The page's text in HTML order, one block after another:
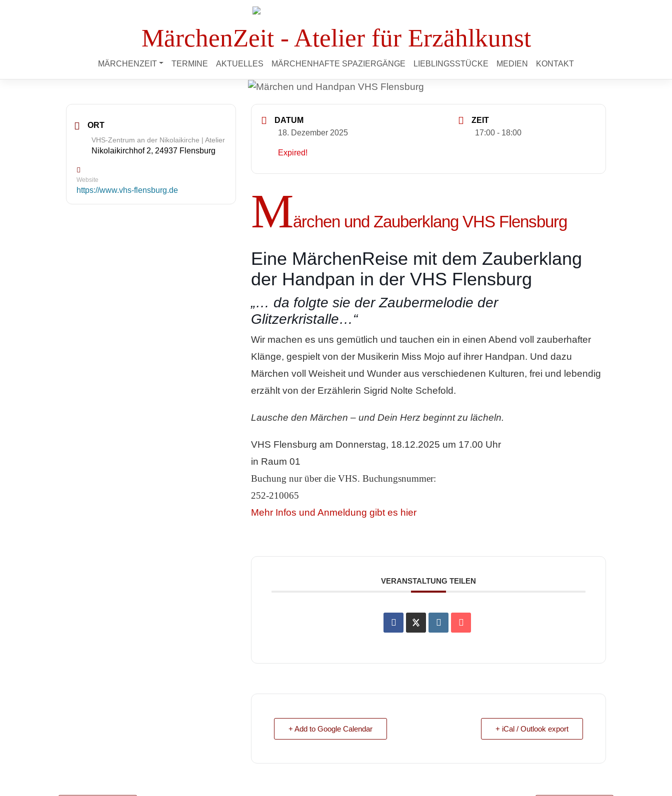
MärchenZeit - Atelier für Erzählkunst
MÄRCHENZEIT TERMINE AKTUELLES MÄRCHENHAFTE SPAZIERGÄNGE LIEBLINGSSTÜCKE MEDIEN KONTAKT
ORT
VHS-Zentrum an der Nikolaikirche | Atelier
Nikolaikirchhof 2, 24937 Flensburg
Website
https://www.vhs-flensburg.de
DATUM
18. Dezember 2025
Expired!
ZEIT
17:00 - 18:00
Märchen und Zauberklang VHS Flensburg
Eine MärchenReise mit dem Zauberklang
der Handpan in der VHS Flensburg
„… da folgte sie der Zaubermelodie der
Glitzerkristalle…“
Wir machen es uns gemütlich und tauchen ein in einen Abend voll zauberhafter
Klänge, gespielt von der Musikerin Miss Mojo auf ihrer Handpan. Und dazu
Märchen voll Weisheit und Wunder aus verschiedenen Kulturen, frei und lebendig
erzählt von der Erzählerin Sigrid Nolte Schefold.
Lausche den Märchen – und Dein Herz beginnt zu lächeln.
VHS Flensburg am Donnerstag, 18.12.2025 um 17.00 Uhr
in Raum 01
Buchung nur über die VHS. Buchungsnummer:
252-210065
Mehr Infos und Anmeldung gibt es hier
VERANSTALTUNG TEILEN
+ Add to Google Calendar + iCal / Outlook export